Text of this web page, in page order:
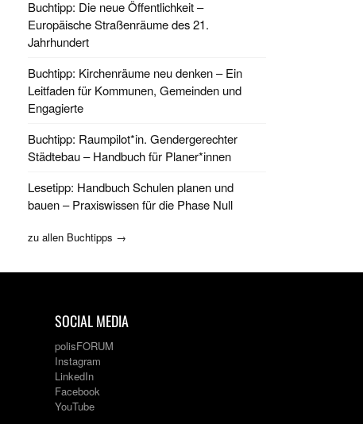
Buchtipp: Die neue Öffentlichkeit –
Europäische Straßenräume des 21.
Jahrhundert
Buchtipp: Kirchenräume neu denken – Ein
Leitfaden für Kommunen, Gemeinden und
Engagierte
Buchtipp: Raumpilot*in. Gendergerechter
Städtebau – Handbuch für Planer*innen
Lesetipp: Handbuch Schulen planen und
bauen – Praxiswissen für die Phase Null
zu allen Buchtipps →
SOCIAL MEDIA
polisFORUM
Instagram
LinkedIn
Facebook
YouTube